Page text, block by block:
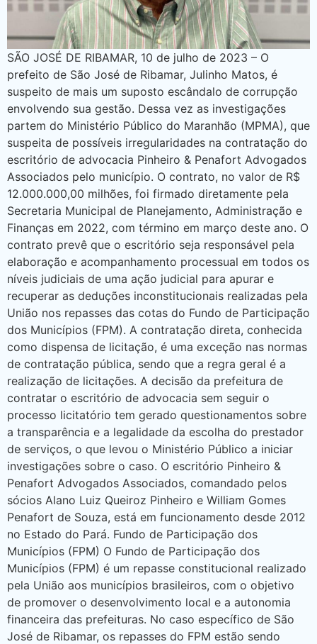
SÃO JOSÉ DE RIBAMAR, 10 de julho de 2023 – O
prefeito de São José de Ribamar, Julinho Matos, é
suspeito de mais um suposto escândalo de corrupção
envolvendo sua gestão. Dessa vez as investigações
partem do Ministério Público do Maranhão (MPMA), que
suspeita de possíveis irregularidades na contratação do
escritório de advocacia Pinheiro & Penafort Advogados
Associados pelo município. O contrato, no valor de R$
12.000.000,00 milhões, foi firmado diretamente pela
Secretaria Municipal de Planejamento, Administração e
Finanças em 2022, com término em março deste ano. O
contrato prevê que o escritório seja responsável pela
elaboração e acompanhamento processual em todos os
níveis judiciais de uma ação judicial para apurar e
recuperar as deduções inconstitucionais realizadas pela
União nos repasses das cotas do Fundo de Participação
dos Municípios (FPM). A contratação direta, conhecida
como dispensa de licitação, é uma exceção nas normas
de contratação pública, sendo que a regra geral é a
realização de licitações. A decisão da prefeitura de
contratar o escritório de advocacia sem seguir o
processo licitatório tem gerado questionamentos sobre
a transparência e a legalidade da escolha do prestador
de serviços, o que levou o Ministério Público a iniciar
investigações sobre o caso. O escritório Pinheiro &
Penafort Advogados Associados, comandado pelos
sócios Alano Luiz Queiroz Pinheiro e William Gomes
Penafort de Souza, está em funcionamento desde 2012
no Estado do Pará. Fundo de Participação dos
Municípios (FPM) O Fundo de Participação dos
Municípios (FPM) é um repasse constitucional realizado
pela União aos municípios brasileiros, com o objetivo
de promover o desenvolvimento local e a autonomia
financeira das prefeituras. No caso específico de São
José de Ribamar, os repasses do FPM estão sendo